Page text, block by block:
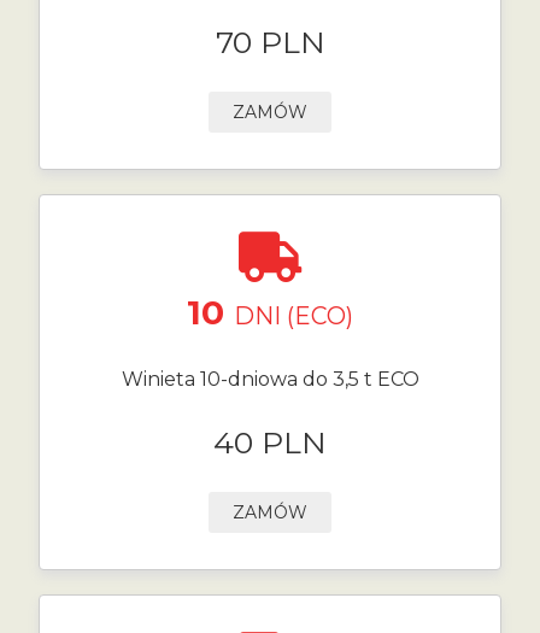
70 PLN
ZAMÓW
10 DNI (ECO)
Winieta 10-dniowa do 3,5 t ECO
40 PLN
ZAMÓW